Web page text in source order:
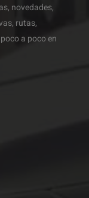
novedades,
rutas,
a poco en